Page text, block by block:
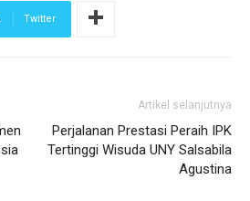
Twitter
Artikel selanjutnya
Perjalanan Prestasi Peraih IPK
Tertinggi Wisuda UNY Salsabila
Agustina